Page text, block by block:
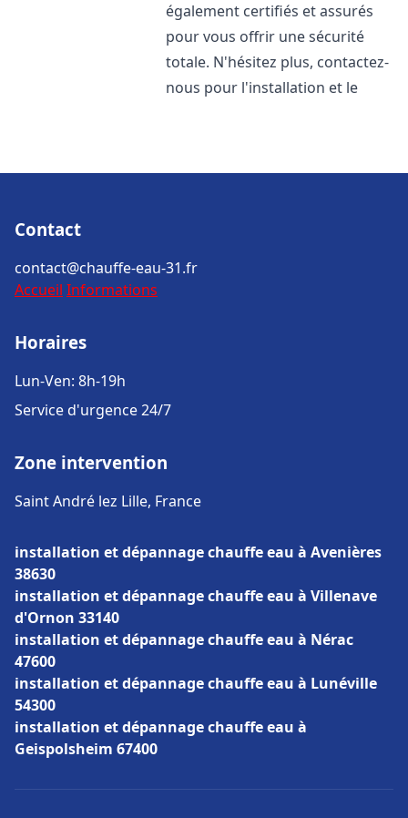
également certifiés et assurés
pour vous offrir une sécurité
totale. N'hésitez plus, contactez-
nous pour l'installation et le
Contact
contact@chauffe-eau-31.fr
Accueil Informations
Horaires
Lun-Ven: 8h-19h
Service d'urgence 24/7
Zone intervention
Saint André lez Lille, France
installation et dépannage chauffe eau à Avenières
38630
installation et dépannage chauffe eau à Villenave
d'Ornon 33140
installation et dépannage chauffe eau à Nérac
47600
installation et dépannage chauffe eau à Lunéville
54300
installation et dépannage chauffe eau à
Geispolsheim 67400